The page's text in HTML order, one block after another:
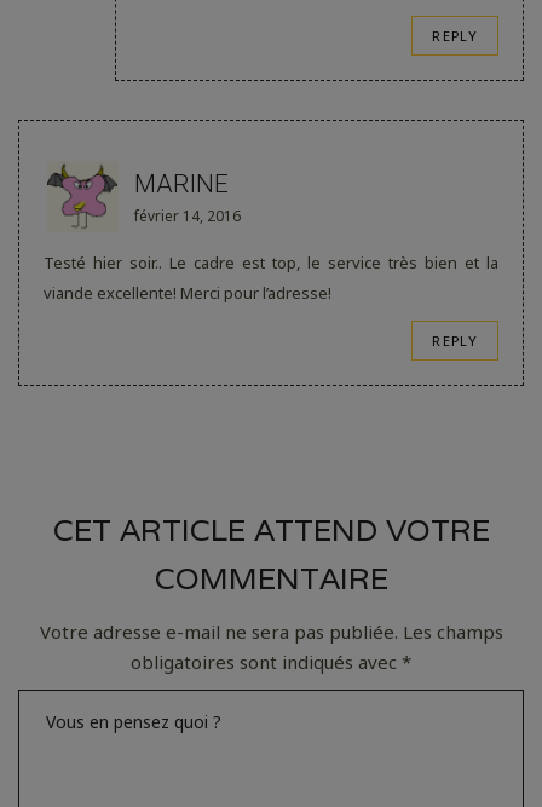
REPLY
MARINE
février 14, 2016
Testé hier soir.. Le cadre est top, le service très bien et la
viande excellente! Merci pour l’adresse!
REPLY
CET ARTICLE ATTEND VOTRE
COMMENTAIRE
Votre adresse e-mail ne sera pas publiée. Les champs
obligatoires sont indiqués avec *